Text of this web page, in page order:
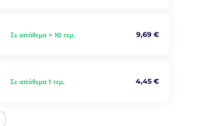
Σε απόθεμα > 10 τεμ. 9,69 €
Σε απόθεμα 1 τεμ. 4,45 €